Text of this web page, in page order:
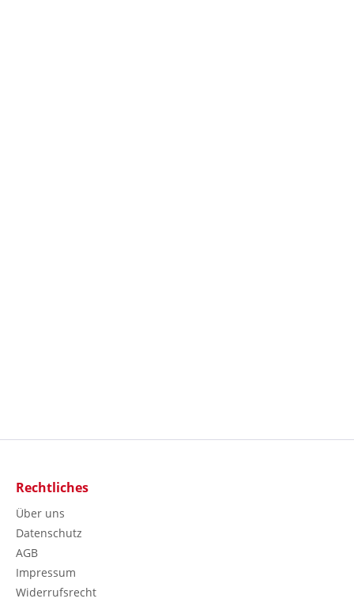
Rechtliches
Über uns
Datenschutz
AGB
Impressum
Widerrufsrecht